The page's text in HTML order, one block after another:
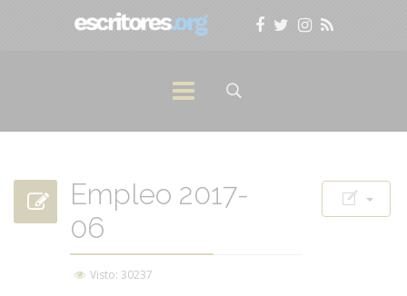
Empleo 2017-
06
Visto: 30237